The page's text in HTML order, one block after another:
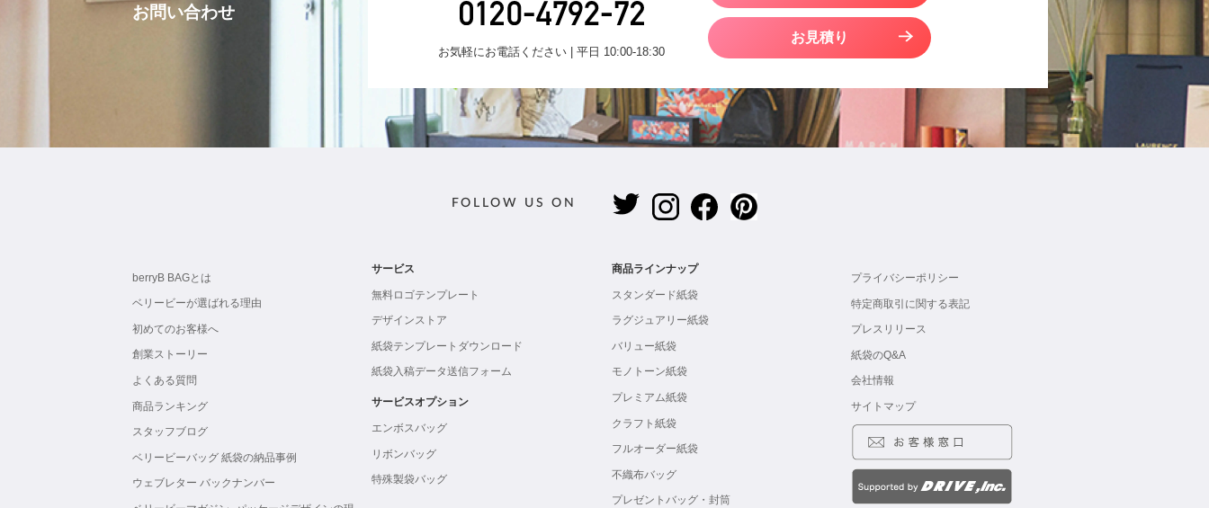
お問い合わせ
お気軽にお電話ください | 平日 10:00-18:30
お見積り
FOLLOW US ON
berryB BAGとは
ベリービーが選ばれる理由
初めてのお客様へ
創業ストーリー
よくある質問
商品ランキング
スタッフブログ
ベリービーバッグ 紙袋の納品事例
ウェブレター バックナンバー
サービス
無料ロゴテンプレート
デザインストア
紙袋テンプレートダウンロード
紙袋入稿データ送信フォーム
サービスオプション
エンボスバッグ
リボンバッグ
特殊製袋バッグ
商品ラインナップ
スタンダード紙袋
ラグジュアリー紙袋
バリュー紙袋
モノトーン紙袋
プレミアム紙袋
クラフト紙袋
フルオーダー紙袋
不織布バッグ
プレゼントバッグ・封筒
プライバシーポリシー
特定商取引に関する表記
プレスリリース
紙袋のQ&A
会社情報
サイトマップ